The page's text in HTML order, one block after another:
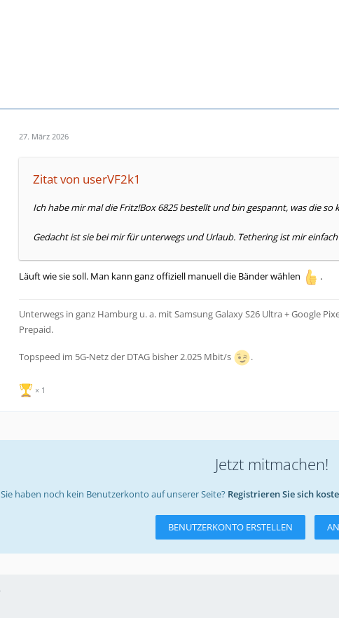
27. März 2026
Zitat von userVF2k1
Ich habe mir mal die Fritz!Box 6825 bestellt und bin gespannt, was die so
Gedacht ist sie bei mir für unterwegs und Urlaub. Tethering ist mir
Läuft wie sie soll. Man kann ganz offiziell manuell die Bänder wählen .
Unterwegs in ganz Hamburg u. a. mit Samsung Galaxy S26 Ultra + Google
Prepaid.
Topspeed im 5G-Netz der DTAG bisher 2.025 Mbit/s .
1
Jetzt mitmachen!
Sie haben noch kein Benutzerkonto auf unserer Seite? Registrieren Sie sich
BENUTZERKONTO ERSTELLEN